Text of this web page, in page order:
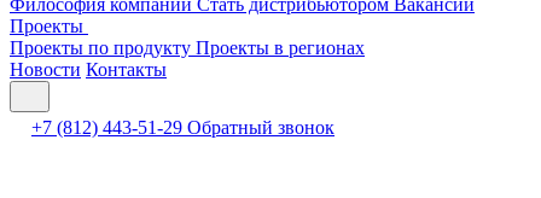
Философия компании Стать дистрибьютором Вакансии
Проекты
Проекты по продукту Проекты в регионах
Новости Контакты
+7 (812) 443-51-29 Обратный звонок